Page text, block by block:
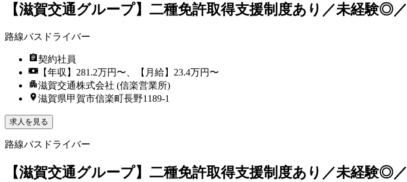
【滋賀交通グループ】二種免許取得支援制度あり／未経験◎
路線バスドライバー
契約社員
【年収】281.2万円〜、【月給】23.4万円〜
滋賀交通株式会社 (信楽営業所)
滋賀県甲賀市信楽町長野1189-1
求人を見る
路線バスドライバー
【滋賀交通グループ】二種免許取得支援制度あり／未経験◎